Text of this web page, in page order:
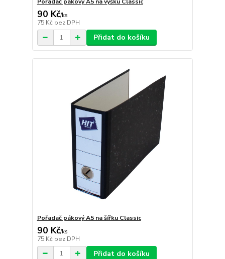
Pořadač pákový A5 na výšku Classic
90 Kč/ks
75 Kč bez DPH
Přidat do košíku
Pořadač pákový A5 na šířku Classic
90 Kč/ks
75 Kč bez DPH
Přidat do košíku